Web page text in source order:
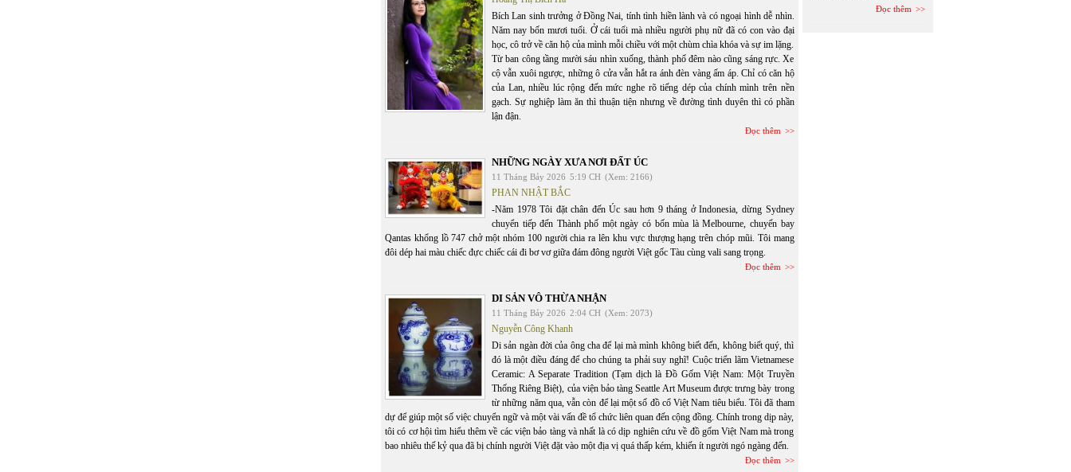
Bích Lan sinh trưởng ở Đồng Nai, tính tình hiền lành và có ngoại hình dễ nhìn.
Năm nay bốn mươi tuổi. Ở cái tuổi mà nhiều người phụ nữ đã có con vào đại
học, cô trở về căn hộ của mình mỗi chiều với một chùm chìa khóa và sự im lặng.
Từ ban công tầng mười sáu nhìn xuống, thành phố đêm nào cũng sáng rực. Xe
cộ vẫn xuôi ngược, những ô cửa vẫn hắt ra ánh đèn vàng ấm áp. Chỉ có căn hộ
của Lan, nhiều lúc rộng đến mức nghe rõ tiếng dép của chính mình trên nền
gạch. Sự nghiệp làm ăn thì thuận tiện nhưng về đường tình duyên thì có phần
lận đận.
Đọc thêm
NHỮNG NGÀY XƯA NƠI ĐẤT ÚC
11 Tháng Bảy 2026 5:19 CH (Xem: 2166)
PHAN NHẬT BẮC
-Năm 1978 Tôi đặt chân đến Úc sau hơn 9 tháng ở Indonesia, dừng Sydney
chuyển tiếp đến Thành phố một ngày có bốn mùa là Melbourne, chuyến bay
Qantas khổng lồ 747 chở một nhóm 100 người chia ra lên khu vực thượng hạng trên chóp mũi. Tôi mang
đôi dép hai màu chiếc đực chiếc cái đi bơ vơ giữa đám đông người Việt gốc Tàu cùng vali sang trọng.
Đọc thêm
DI SẢN VÔ THỪA NHẬN
11 Tháng Bảy 2026 2:04 CH (Xem: 2073)
Nguyễn Công Khanh
Di sản ngàn đời của ông cha để lại mà mình không biết đến, không biết quý, thì
đó là một điều đáng để cho chúng ta phải suy nghĩ! Cuộc triển lãm Vietnamese
Ceramic: A Separate Tradition (Tạm dịch là Đồ Gốm Việt Nam: Một Truyền
Thống Riêng Biệt), của viện bảo tàng Seattle Art Museum được trưng bày trong
từ những năm qua, vẫn còn để lại một số đồ cổ Việt Nam tiêu biểu. Tôi đã tham
dự để giúp một số việc chuyển ngữ và một vài vấn đề tổ chức liên quan đến cộng đồng. Chính trong dịp này,
tôi có cơ hội tìm hiểu thêm về các viện bảo tàng và nhất là có dịp nghiên cứu về đồ gốm Việt Nam mà trong
bao nhiêu thế kỷ qua đã bị chính người Việt đặt vào một địa vị quá thấp kém, khiến ít người ngó ngàng đến.
Đọc thêm
Đọc thêm